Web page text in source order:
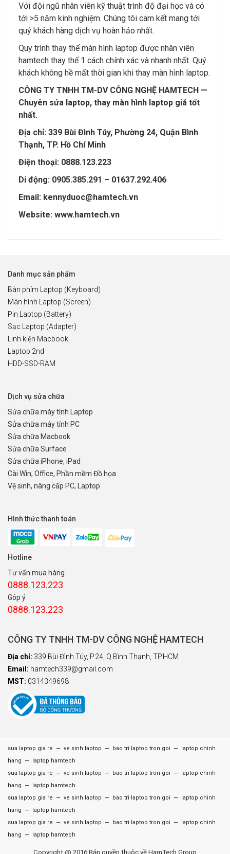
Với đội ngũ nhân viên kỹ thuật trình độ đại học và có
tới >5 năm kinh nghiệm. Chúng tôi cam kết mang tới
quý khách hàng dịch vụ hoàn hảo nhất.
Quy trình thay thế màn hình laptop được nhân viên
hamtech thay thế 1 cách chính xác và nhanh nhất. Quý
khách không hề mất thời gian khi thay màn hình laptop.
CÔNG TY TNHH TM-DV CÔNG NGHỆ HAMTECH —
Chuyên sửa laptop, thay màn hình laptop giá tốt
nhất.
Địa chỉ: 339 Bùi Đình Túy, Phường 24, Quận Bình
Thạnh, TP. Hồ Chí Minh
Điện thoại: 0888.123.223
Di động: 0905.385.291 – 01637.292.406
Email: kennyduoc@hamtech.vn
Website: www.hamtech.vn
Danh mục sản phẩm
Bàn phím Laptop (Keyboard)
Màn hình Laptop (Screen)
Pin Laptop (Battery)
Sạc Laptop (Adapter)
Linh kiện Macbook
Laptop 2nd
HDD-SSD-RAM
Dịch vụ sửa chữa
Sửa chữa máy tính Laptop
Sửa chữa máy tính PC
Sửa chữa Macbook
Sửa chữa Surface
Sửa chữa iPhone, iPad
Cài Win, Office, Phần mềm Đồ họa
Vệ sinh, nâng cấp PC, Laptop
Hình thức thanh toán
Hotline
Tư vấn mua hàng
0888.123.223
Góp ý
0888.123.223
CÔNG TY TNHH TM-DV CÔNG NGHỆ HAMTECH
Địa chỉ: 339 Bùi Đình Túy, P.24, Q.Bình Thạnh, TP.HCM
Email: hamtech339@gmail.com
MST: 0314349698
sua laptop gia re – ve sinh laptop – bao tri laptop tron goi –
laptop chinh
hang
–
laptop hamtech
sua laptop gia re
– ve sinh laptop – bao tri laptop tron goi –
laptop chinh
hang
–
laptop hamtech
sua laptop gia re
– ve sinh laptop – bao tri laptop tron goi –
laptop chinh
hang
–
laptop hamtech
sua laptop gia re
– ve sinh laptop – bao tri laptop tron goi –
laptop chinh
hang
– laptop hamtech
Copyright @ 2016 Bản quyền thuộc về HamTech Group